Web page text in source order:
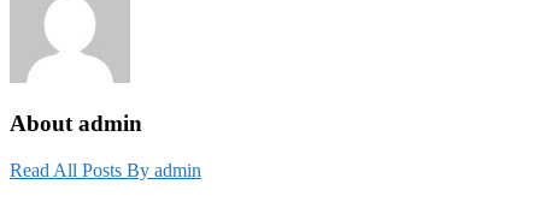
About admin
Read All Posts By admin